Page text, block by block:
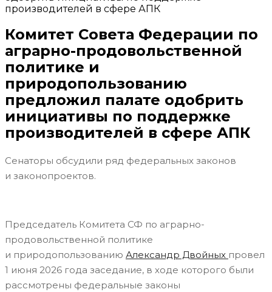
Комитет Совета Федерации по
аграрно-продовольственной
политике и
природопользованию
предложил палате одобрить
инициативы по поддержке
производителей в сфере АПК
Сенаторы обсудили ряд федеральных законов
и законопроектов.
Председатель Комитета СФ по аграрно-
продовольственной политике
и природопользованию Александр Двойных провел
1 июня 2026 года заседание, в ходе которого были
рассмотрены федеральные законы